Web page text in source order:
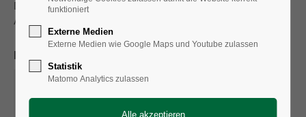
Die Erfassung der Künstlernamen folgt dem Standard des
Allgemeinen Künstlerlexikons AKL.
Nachname:
J K L M
W X Y
funktioniert
Externe Medien
Externe Medien wie Google Maps und Youtube zulassen
Statistik
Matomo Analytics zulassen